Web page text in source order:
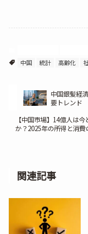
中国
統計 高齢化
中国銀髪経
要トレンド
【中国市場】14億人は
か？2025年の所得と消費
関連記事